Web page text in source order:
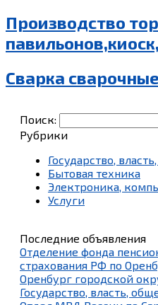
Производство
Сварка
Поиск:
Рубрики
Государство,
Бытовая техника
Электроника,
Услуги
Последние объявления
Отделение фонда
страхования РФ по
Оренбург городской
Государство, власть,